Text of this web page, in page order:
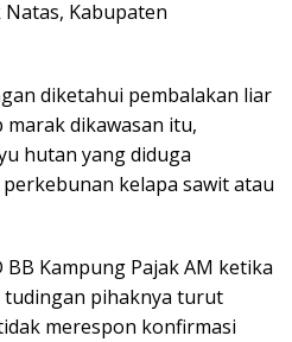
Natas, Kabupaten
diketahui pembalakan liar
dikawasan itu,
hutan yang diduga
kelapa sawit atau
Kampung Pajak AM ketika
pihaknya turut
merespon konfirmasi